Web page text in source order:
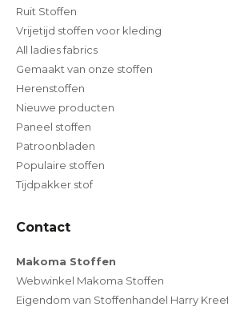
Ruit Stoffen
Vrijetijd stoffen voor kleding
All ladies fabrics
Gemaakt van onze stoffen
Herenstoffen
Nieuwe producten
Paneel stoffen
Patroonbladen
Populaire stoffen
Tijdpakker stof
Contact
Makoma Stoffen
Webwinkel Makoma Stoffen
Eigendom van Stoffenhandel Harry